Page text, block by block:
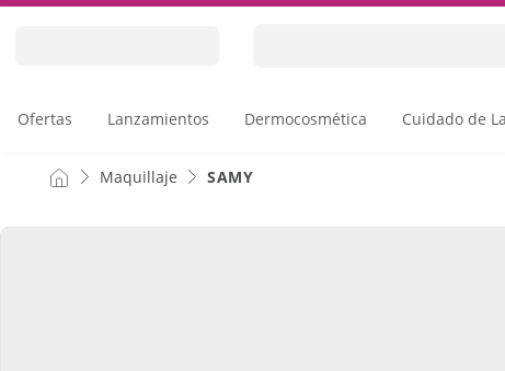
Skip
Ofertas Lanzamientos Dermocosmética Cuidado de
Maquillaje SAMY